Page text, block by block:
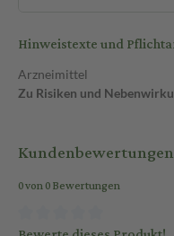
Hinweistexte und
Arzneimittel
Zu Risiken und
0 von 0 Bewertungen